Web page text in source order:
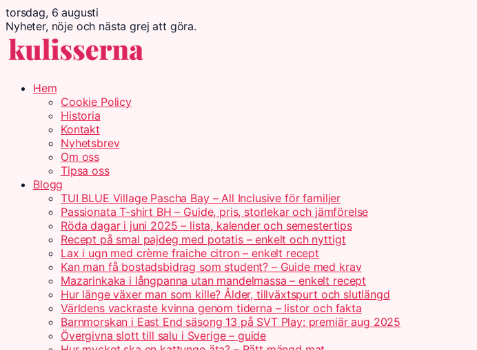
torsdag, 6 augusti
Nyheter, nöje och nästa grej att göra.
Hem
Cookie Policy
Historia
Kontakt
Nyhetsbrev
Om oss
Tipsa oss
Blogg
TUI BLUE Village Pascha Bay – All Inclusive för familjer
Passionata T-shirt BH – Guide, pris, storlekar och jämförelse
Röda dagar i juni 2025 – lista, kalender och semestertips
Recept på smal pajdeg med potatis – enkelt och nyttigt
Lax i ugn med crème fraiche citron – enkelt recept
Kan man få bostadsbidrag som student? – Guide med krav
Mazarinkaka i långpanna utan mandelmassa – enkelt recept
Hur länge växer man som kille? Ålder, tillväxtspurt och slutlängd
Världens vackraste kvinna genom tiderna – listor och fakta
Barnmorskan i East End säsong 13 på SVT Play: premiär aug 2025
Övergivna slott till salu i Sverige – guide